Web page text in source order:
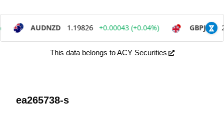
This data belongs to ACY Securities
ea265738-s